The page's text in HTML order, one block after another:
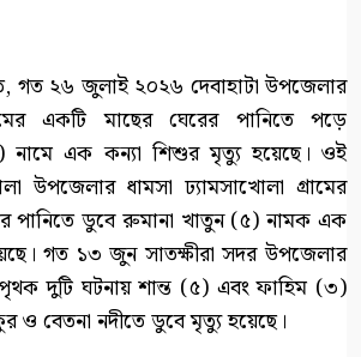
গত ২৬ জুলাই ২০২৬ দেবাহাটা উপজেলার
একটি মাছের ঘেরের পানিতে পড়ে
এক কন্যা শিশুর মৃত্যু হয়েছে। ওই
উপজেলার ধামসা ঢ্যামসাখোলা গ্রামের
পানিতে ডুবে রুমানা খাতুন (৫) নামক এক
গত ১৩ জুন সাতক্ষীরা সদর উপজেলার
পৃথক দুটি ঘটনায় শান্ত (৫) এবং ফাহিম (৩)
ও বেতনা নদীতে ডুবে মৃত্যু হয়েছে।